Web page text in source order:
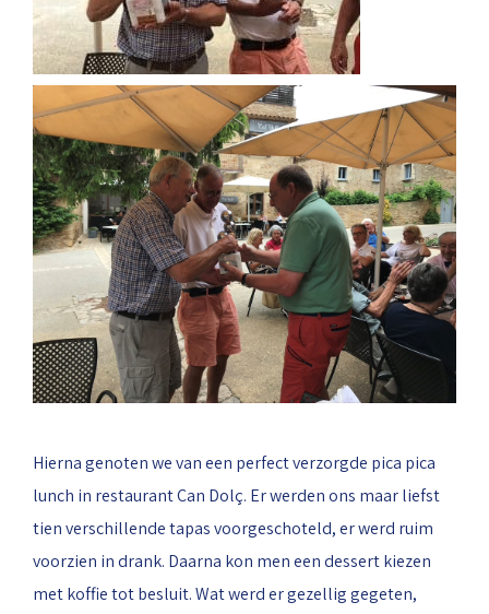
Hierna genoten we van een perfect verzorgde pica pica
lunch in restaurant Can Dolç. Er werden ons maar liefst
tien verschillende tapas voorgeschoteld, er werd ruim
voorzien in drank. Daarna kon men een dessert kiezen
met koffie tot besluit. Wat werd er gezellig gegeten,